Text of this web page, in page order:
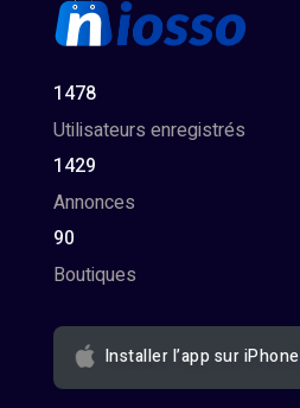
1478
Utilisateurs enregistrés
1429
Annonces
90
Boutiques
Installer l’app sur iPhone